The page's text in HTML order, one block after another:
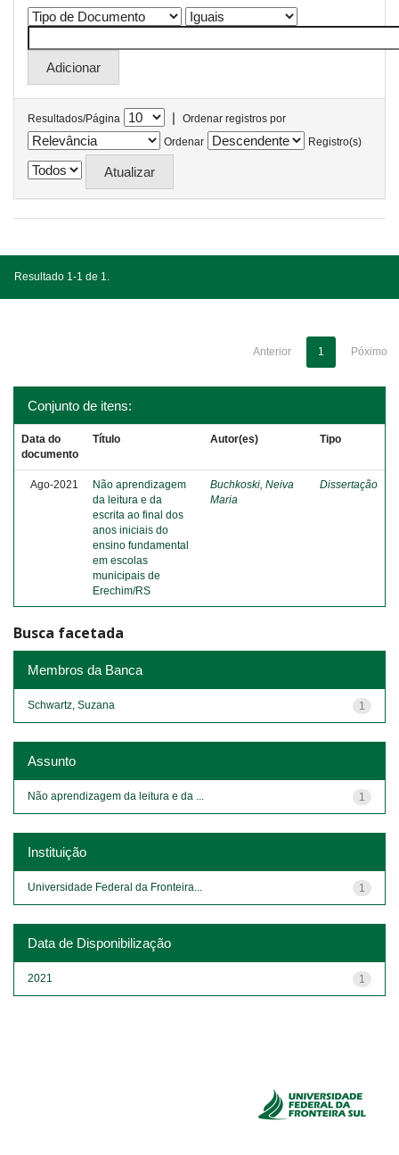
Resultados/Página |
Ordenar registros por
Ordenar
Registro(s)
Resultado 1-1 de 1.
Anterior 1 Póximo
Conjunto de itens:
Data do
documento
Título Autor(es) Tipo
Ago-2021
Não aprendizagem
da leitura e da
escrita ao final dos
anos iniciais do
ensino fundamental
em escolas
municipais de
Erechim/RS
Buchkoski, Neiva
Maria
Dissertação
Busca facetada
Membros da Banca
1
Schwartz, Suzana
Assunto
1
Não aprendizagem da leitura e da ...
Instituição
1
Universidade Federal da Fronteira...
Data de Disponibilização
1
2021